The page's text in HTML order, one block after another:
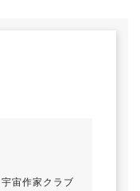
宙作家クラブ